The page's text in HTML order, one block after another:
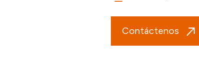
Contáctenos